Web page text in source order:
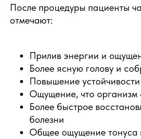
После процедуры пациенты
отмечают:
Прилив энергии и
Более ясную голову и
Повышение
Ощущение, что организм
Более быстрое
болезни
Общее ощущение тонуса